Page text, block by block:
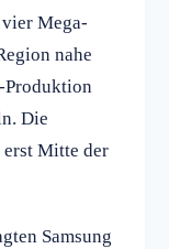
Mega-
nahe
Produktion
Die
Mitte der
Samsung